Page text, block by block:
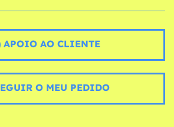
APOIO AO CLIENTE
O MEU PEDIDO